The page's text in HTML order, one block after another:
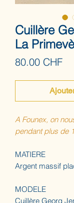
Cuillère
La
80.00 CHFPrix
A Founex, on
pendant plus de
MATIERE
Argent massif
MODELE
Cuillère Georg